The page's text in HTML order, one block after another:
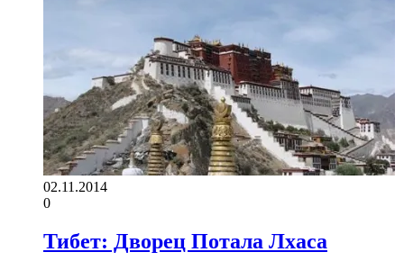
02.11.2014
0
Тибет: Дворец Потала Лхаса